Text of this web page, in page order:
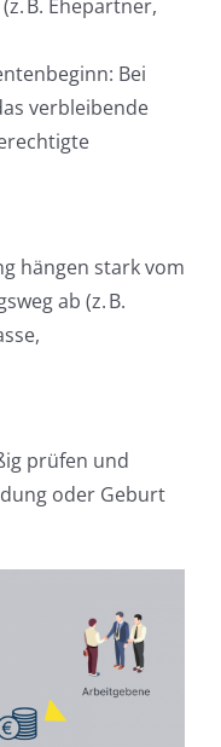
B. Ehepartner,
Bei
verbleibende
hängen stark vom
ab (z. B.
prüfen und
oder Geburt